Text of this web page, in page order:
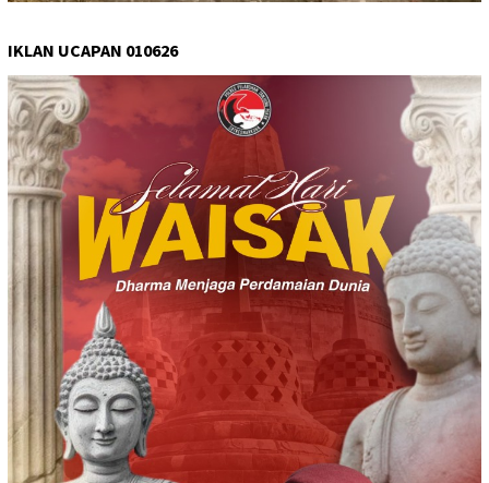
IKLAN UCAPAN 010626